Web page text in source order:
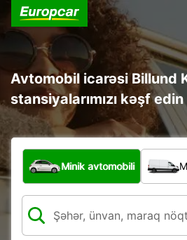
Avtomobil icarəsi Billund
stansiyalarımızı kəşf edin
Hansı növ nəqliyyat vasitəsi?
Minik avtomobili